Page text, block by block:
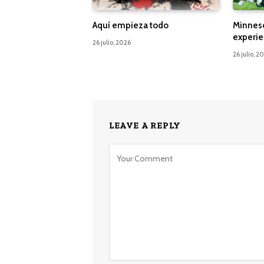
Aquí empieza todo
26 julio, 2026
26 julio,
LEAVE A REPLY